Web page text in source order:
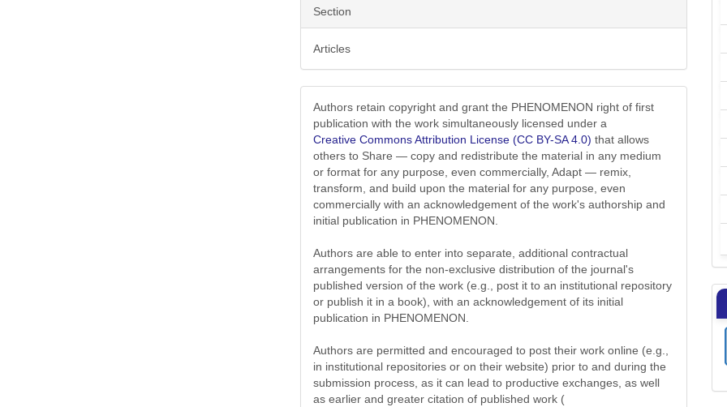
Section
Articles
Authors retain copyright and grant the PHENOMENON right of first
publication with the work simultaneously licensed under a
Creative Commons Attribution License (CC BY-SA 4.0)that allows
others to Share — copy and redistribute the material in any medium
or format for any purpose, even commercially, Adapt — remix,
transform, and build upon the material for any purpose, even
commercially with an acknowledgement of the work's authorship and
initial publication in PHENOMENON.
Authors are able to enter into separate, additional contractual
arrangements for the non-exclusive distribution of the journal's
published version of the work (e.g., post it to an institutional repository
or publish it in a book), with an acknowledgement of its initial
publication in PHENOMENON.
Authors are permitted and encouraged to post their work online (e.g.,
in institutional repositories or on their website) prior to and during the
submission process, as it can lead to productive exchanges, as well
as earlier and greater citation of published work (